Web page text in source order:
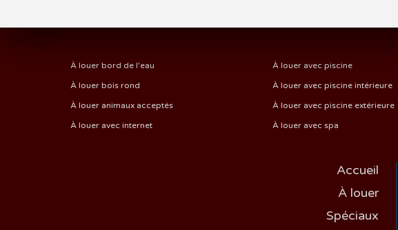
À louer bord de l'eau
À louer bois rond
À louer animaux acceptés
À louer avec internet
À louer avec piscine
À louer avec piscine intérieure
À louer avec piscine extérieure
À louer avec spa
Accueil
À louer
Spéciaux